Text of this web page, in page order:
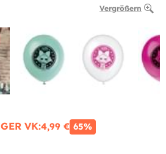
Vergrößern
VK:4,99 € 65%